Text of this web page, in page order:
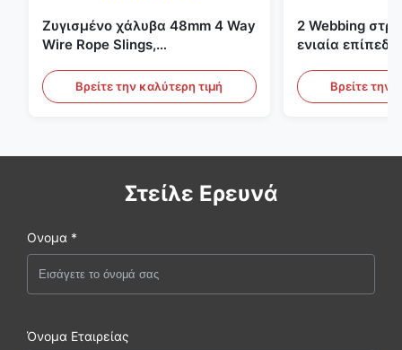
Ζυγισμένο χάλυβα 48mm 4 Way
Wire Rope Slings,
Βρείτε την καλύτερη τιμή
2 Webbing
ενιαία
ανυψωτικές
Βρείτε την
Στείλε Ερευνά
Ονομα *
Όνομα Εταιρείας